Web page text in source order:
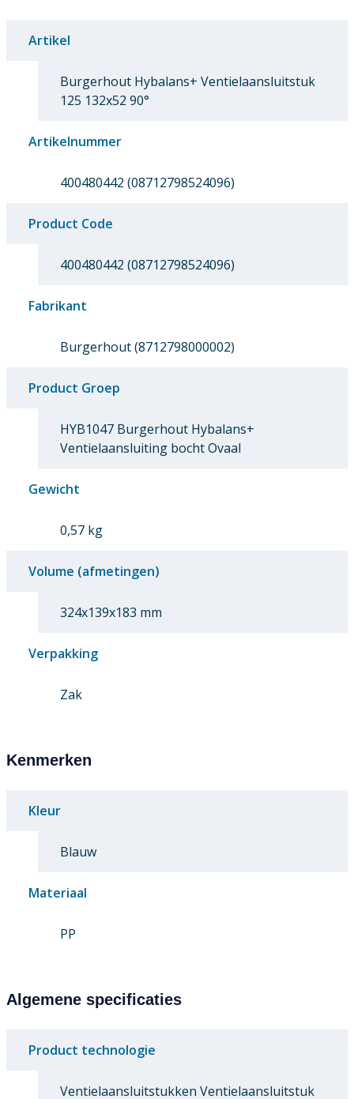
Artikel
Burgerhout Hybalans+ Ventielaansluitstuk
125 132x52 90°
Artikelnummer
400480442 (08712798524096)
Product Code
400480442 (08712798524096)
Fabrikant
Burgerhout (8712798000002)
Product Groep
HYB1047 Burgerhout Hybalans+
Ventielaansluiting bocht Ovaal
Gewicht
0,57 kg
Volume (afmetingen)
324x139x183 mm
Verpakking
Zak
Kenmerken
Kleur
Blauw
Materiaal
PP
Algemene specificaties
Product technologie
Ventielaansluitstukken Ventielaansluitstuk